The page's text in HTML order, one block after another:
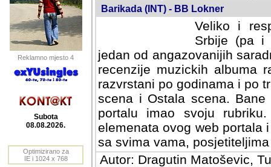
Reklamno mjesto 4
Subota
08.08.2026.
Optimizirano za
IE i 1024 x 768
Barikada (INT) - BB Lokner
Veliko i
Srbije (pa i
jedan od angazovanijih
recenzije muzickih albuma
razvrstani po godinama i po
scena i Ostala scena.
portalu imao svoju
elemenata ovog web portala
sa svima vama,
Autor: Dragutin Matoševic,